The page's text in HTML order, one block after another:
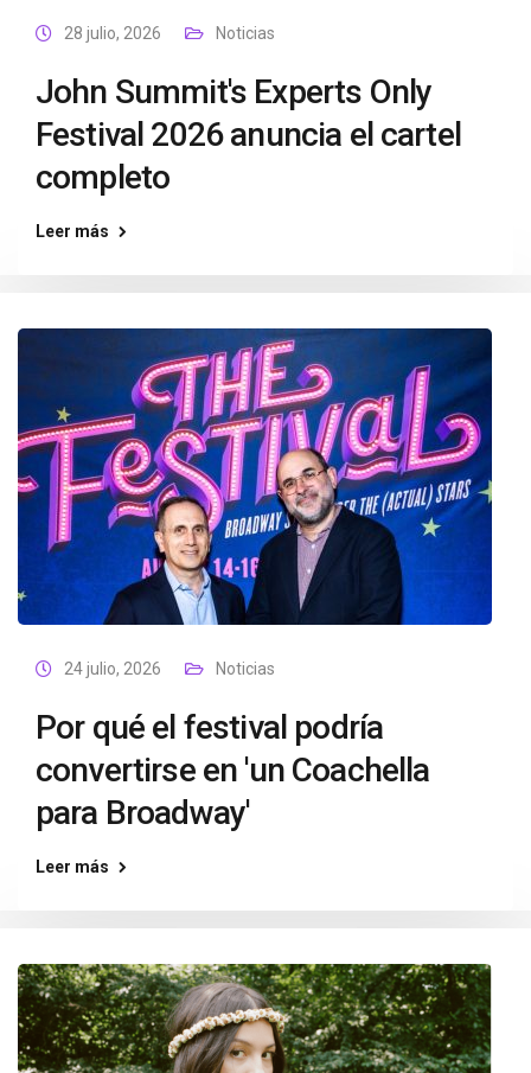
28 julio, 2026 Noticias
John Summit's Experts Only
Festival 2026 anuncia el cartel
completo
Leer más
24 julio, 2026 Noticias
Por qué el festival podría
convertirse en 'un Coachella
para Broadway'
Leer más